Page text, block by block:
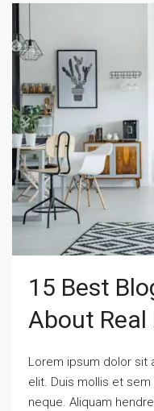
15 Best
About Real
Lorem ipsum dolor sit
elit. Duis mollis et
neque. Aliquam